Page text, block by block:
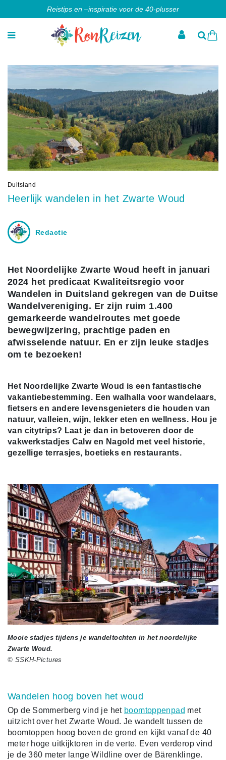
Reistips en –inspiratie voor de 40-plusser
Duitsland
Heerlijk wandelen in het Zwarte Woud
Redactie
Het Noordelijke Zwarte Woud heeft in januari
2024 het predicaat Kwaliteitsregio voor
Wandelen in Duitsland gekregen van de Duitse
Wandelvereniging. Er zijn ruim 1.400
gemarkeerde wandelroutes met goede
bewegwijzering, prachtige paden en
afwisselende natuur. En er zijn leuke stadjes
om te bezoeken!
Het Noordelijke Zwarte Woud is een fantastische
vakantiebestemming. Een walhalla voor wandelaars,
fietsers en andere levensgenieters die houden van
natuur, valleien, wijn, lekker eten en wellness. Hou je
van citytrips? Laat je dan in betoveren door de
vakwerkstadjes Calw en Nagold met veel historie,
gezellige terrasjes, boetieks en restaurants.
Mooie stadjes tijdens je wandeltochten in het noordelijke
Zwarte Woud.
© SSKH-Pictures
Wandelen hoog boven het woud
Op de Sommerberg vind je het boomtoppenpad met
uitzicht over het Zwarte Woud. Je wandelt tussen de
boomtoppen hoog boven de grond en kijkt vanaf de 40
meter hoge uitkijktoren in de verte. Even verderop vind
je de 360 meter lange Wildline over de Bärenklinge.